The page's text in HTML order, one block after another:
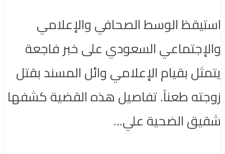
استيقظ الوسط الصحافي والإعلامي
والإجتماعي السعودي على خبر فاجعة
يتمثل بقيام الإعلامي وائل المسند بقتل
زوجته طعناً. تفاصيل هذه القضية كشفها
شقيق الضحية علي...